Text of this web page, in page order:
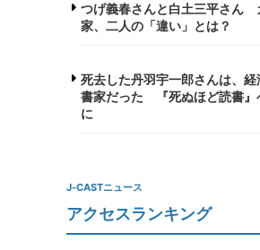
つげ義春さんと白土三平さん
家、二人の「違い」とは？
死去した丹羽宇一郎さんは、
書家だった 『死ぬほど読書』
に
J-CASTニュース
アクセスランキング